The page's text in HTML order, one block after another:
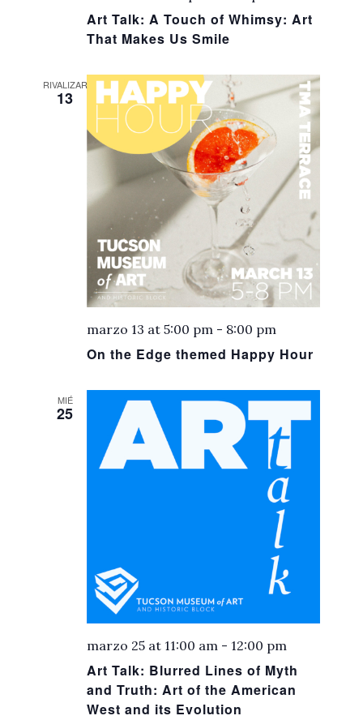
Art Talk: A Touch of Whimsy: Art
That Makes Us Smile
RIVALIZAR
13
On the Edge themed Happy Hour
marzo 13 at 5:00 pm - 8:00 pm
MIÉ
25
Art Talk: Blurred Lines of Myth
and Truth: Art of the American
West and its Evolution
marzo 25 at 11:00 am - 12:00 pm